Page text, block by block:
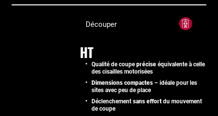
Découper
HT
Qualité de coupeprécise équivalente à celle
des cisailles motorisées
Dimensions compactes – idéale pour les
sites avec peu de place
Déclenchement sans effort du mouvement
de coupe